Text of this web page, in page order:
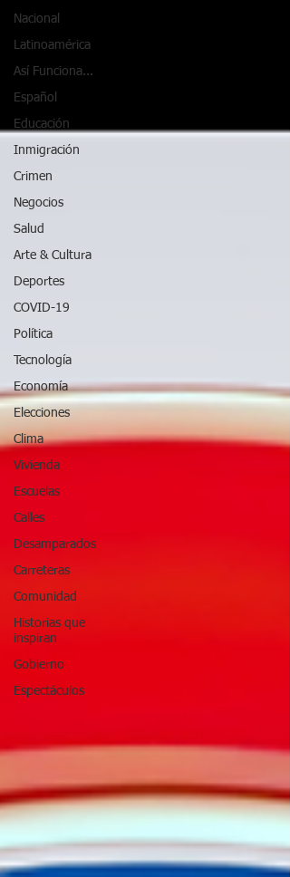
Nacional
Latinoamérica
Así Funciona...
Español
Educación
Inmigración
Crimen
Negocios
Salud
Arte & Cultura
Deportes
COVID-19
Política
Tecnología
Economía
Elecciones
Clima
Vivienda
Escuelas
Calles
Desamparados
Carreteras
Comunidad
Historias que
inspiran
Gobierno
Espectáculos